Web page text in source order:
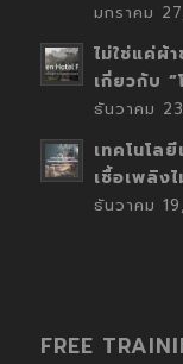
มกราคม
ไม่ใช่แค่ผ้
เกี่ยวกับ “
ธันวาคม
เทคโนโล
เชื้อเพลิง
ธันวาคม
FREE